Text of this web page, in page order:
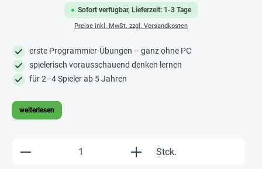
Sofort verfügbar, Lieferzeit: 1-3 Tage
Preise inkl. MwSt. zzgl. Versandkosten
erste Programmier-Übungen – ganz ohne PC
spielerisch vorausschauend denken lernen
für 2–4 Spieler ab 5 Jahren
weiterlesen
Produkt Anzahl: Gib den gewünschten
Stck.